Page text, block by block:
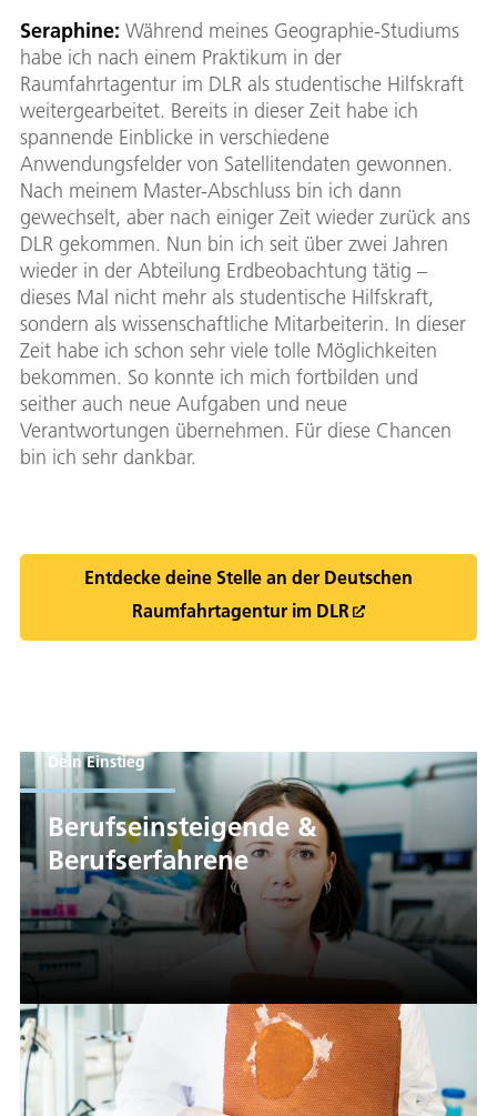
Seraphine: Während meines Geographie-Studiums
habe ich nach einem Praktikum in der
Raumfahrtagentur im DLR als studentische Hilfskraft
weitergearbeitet. Bereits in dieser Zeit habe ich
spannende Einblicke in verschiedene
Anwendungsfelder von Satellitendaten gewonnen.
Nach meinem Master-Abschluss bin ich dann
gewechselt, aber nach einiger Zeit wieder zurück ans
DLR gekommen. Nun bin ich seit über zwei Jahren
wieder in der Abteilung Erdbeobachtung tätig –
dieses Mal nicht mehr als studentische Hilfskraft,
sondern als wissenschaftliche Mitarbeiterin. In dieser
Zeit habe ich schon sehr viele tolle Möglichkeiten
bekommen. So konnte ich mich fortbilden und
seither auch neue Aufgaben und neue
Verantwortungen übernehmen. Für diese Chancen
bin ich sehr dankbar.
Entdecke deine Stelle an der Deutschen
Raumfahrtagentur im DLR
Dein Einstieg
Berufseinsteigende &
Berufserfahrene